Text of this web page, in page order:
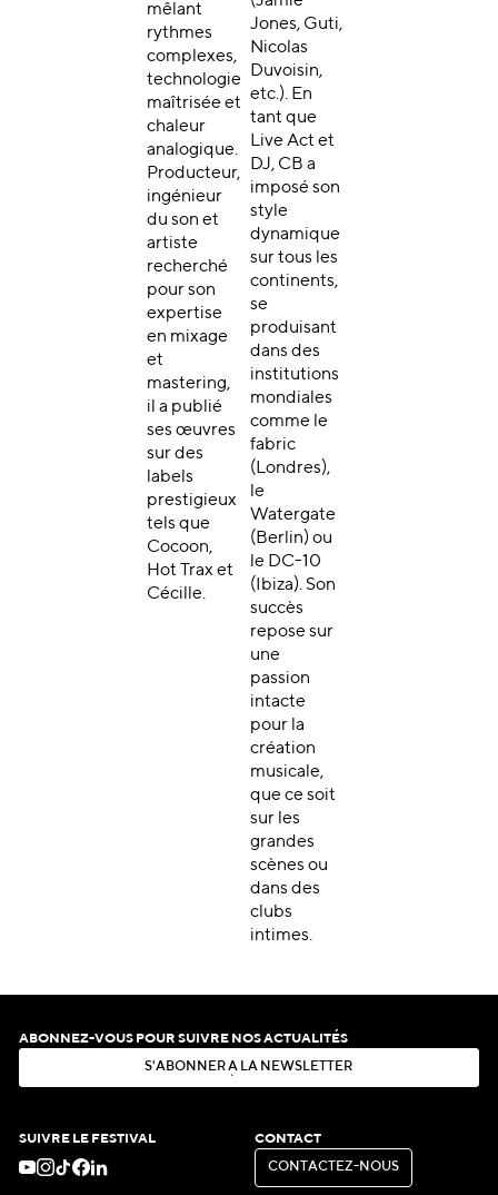
mêlant
rythmes
complexes,
technologie
maîtrisée et
chaleur
analogique.
Producteur,
ingénieur
du son et
artiste
recherché
pour son
expertise
en mixage
et
mastering,
il a publié
ses œuvres
sur des
labels
prestigieux
tels que
Cocoon,
Hot Trax et
Cécille.
Jones, Guti,
Nicolas
Duvoisin,
etc.). En
tant que
Live Act et
DJ, CB a
imposé son
style
dynamique
sur tous les
continents,
se
produisant
dans des
institutions
mondiales
comme le
fabric
(Londres),
le
Watergate
(Berlin) ou
le DC-10
(Ibiza). Son
succès
repose sur
une
passion
intacte
pour la
création
musicale,
que ce soit
sur les
grandes
scènes ou
dans des
clubs
intimes.
ABONNEZ-VOUS POUR SUIVRE NOS ACTUALITÉS
S'ABON N ER À LA N EWSLE ER
SUIVRE LE FESTIVAL CONTACT
CON ACT EZ-N OUS
CONTACTEZ-NOUS